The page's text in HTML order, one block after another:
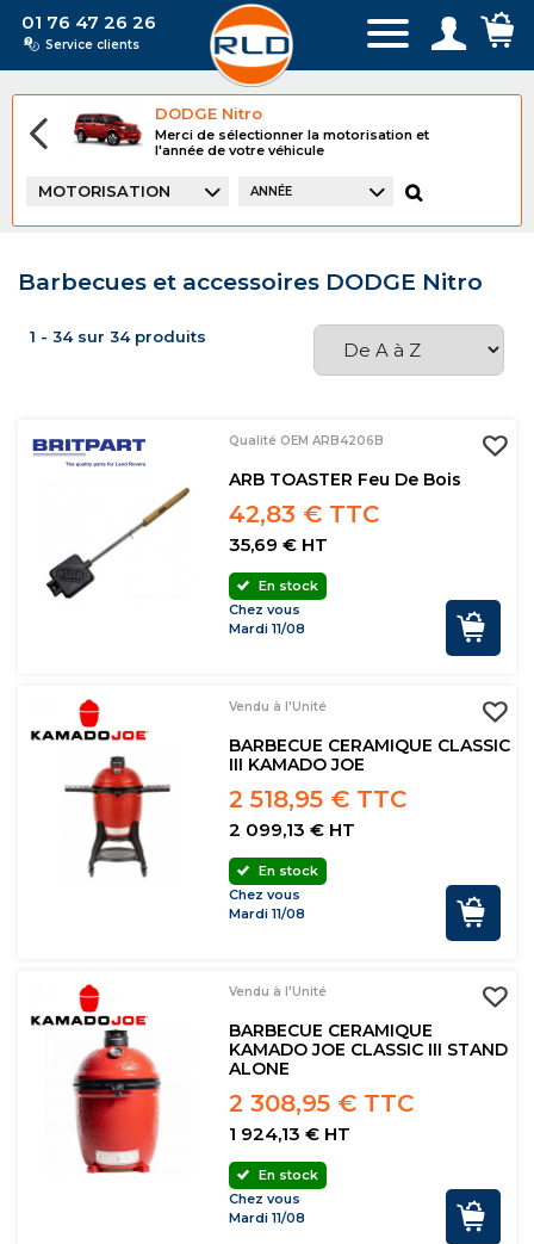
01 76 47 26 26
Service clients
DODGE Nitro
Merci de sélectionner la motorisation et
l'année de votre véhicule
MOTORISATION ANNÉE
Barbecues et accessoires DODGE Nitro
1 - 34 sur 34 produits
Qualité OEM ARB4206B
ARB TOASTER Feu De Bois
42,83 € TTC
35,69 € HT
En stock
Chez vous
Mardi 11/08
Vendu à l'Unité
BARBECUE CERAMIQUE CLASSIC
III KAMADO JOE
2 518,95 € TTC
2 099,13 € HT
En stock
Chez vous
Mardi 11/08
Vendu à l'Unité
BARBECUE CERAMIQUE
KAMADO JOE CLASSIC III STAND
ALONE
2 308,95 € TTC
1 924,13 € HT
En stock
Chez vous
Mardi 11/08